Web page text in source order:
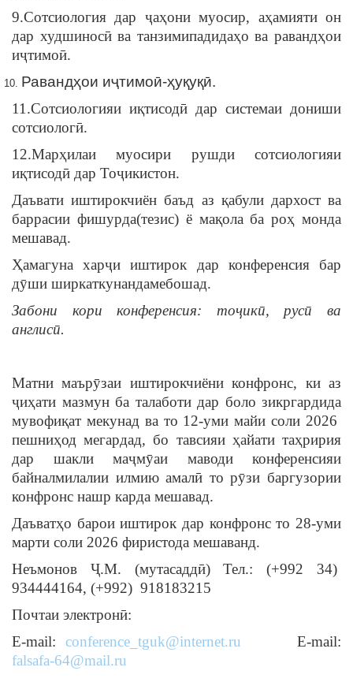
9.Сотсиология дар ҷаҳони муосир, аҳамияти он
дар худшиносӣ ва танзимипадидаҳо ва равандҳои
иҷтимоӣ.
Равандҳои иҷтимоӣ-ҳуқуқӣ.
11.Сотсиологияи иқтисодӣ дар системаи дониши
сотсиологӣ.
12.Марҳилаи муосири рушди сотсиологияи
иқтисодӣ дар Тоҷикистон.
Даъвати иштирокчиён баъд аз қабули дархост ва
баррасии фишурда(тезис) ё мақола ба роҳ монда
мешавад.
Ҳамагуна харҷи иштирок дар конференсия бар
дӯши ширкаткунандамебошад.
Забони кори конференсия: тоҷикӣ, русӣ ва
англисӣ.
Матни маърӯзаи иштирокчиёни конфронс, ки аз
ҷиҳати мазмун ба талаботи дар боло зикргардида
мувофиқат мекунад ва то 12-уми майи соли 2026
пешниҳод мегардад, бо тавсияи ҳайати таҳририя
дар шакли маҷмӯаи маводи конференсияи
байналмилалии илмию амалӣ то рӯзи баргузории
конфронс нашр карда мешавад.
Даъватҳо барои иштирок дар конфронс то 28-уми
марти соли 2026 фиристода мешаванд.
Неъмонов Ҷ.М. (мутасаддӣ) Тел.: (+992 34)
934444164, (+992) 918183215
Почтаи электронӣ:
E-mail: conference_tguk@internet.ru E-mail:
falsafa-64@mail.ru